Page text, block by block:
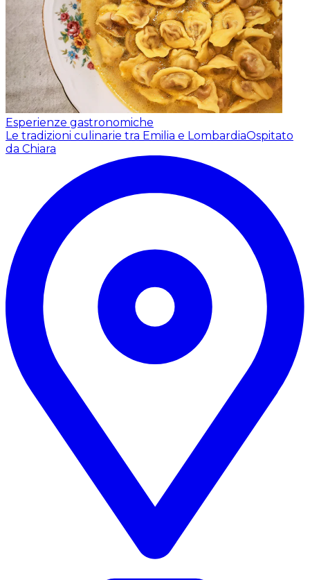
Esperienze gastronomiche
Le tradizioni culinarie tra Emilia e LombardiaOspitato
da Chiara